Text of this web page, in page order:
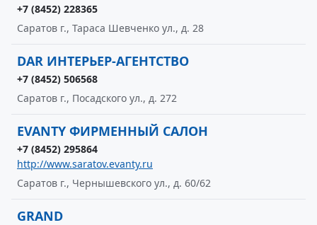
+7 (8452) 228365
Саратов г., Тараса Шевченко ул., д. 28
DAR ИНТЕРЬЕР-АГЕНТСТВО
+7 (8452) 506568
Саратов г., Посадского ул., д. 272
EVANTY ФИРМЕННЫЙ САЛОН
+7 (8452) 295864
http://www.saratov.evanty.ru
Саратов г., Чернышевского ул., д. 60/62
GRAND